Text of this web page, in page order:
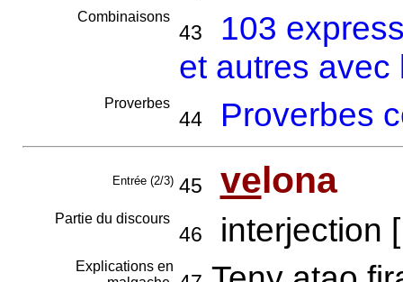
Combinaisons
43
103
et autres avec
Proverbes
44 Proverbes
Entrée (2/3) 45 velona
Partie du discours
46 interjection [
Explications en